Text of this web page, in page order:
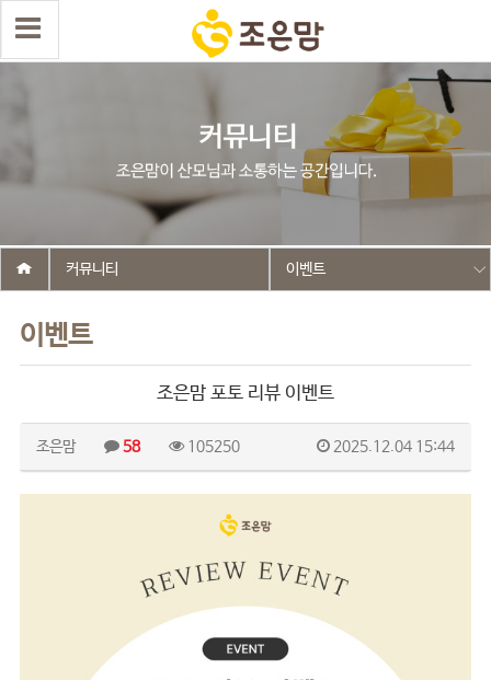
이벤트
커뮤니티 이벤트
조은맘 포토 리뷰 이벤트
조은맘 58 105250 2025.12.04 15:44